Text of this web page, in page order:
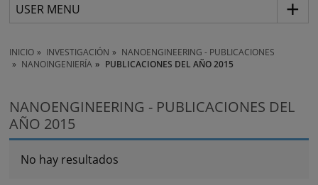
USER MENU
INICIO INVESTIGACIÓN
NANOENGINEERING - PUBLICACIONES
NANOINGENIERÍA
PUBLICACIONES DEL AÑO 2015
NANOENGINEERING - PUBLICACIONES DEL
AÑO 2015
No hay resultados